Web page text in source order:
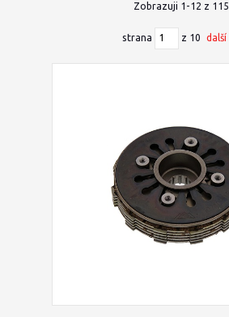
Zobrazuji 1-12 z 115
strana z 10 další